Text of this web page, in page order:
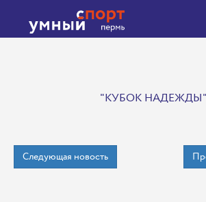
"КУБОК НАДЕЖДЫ"
Следующая новость